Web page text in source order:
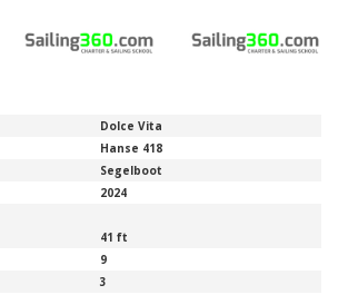
Dolce Vita
Hanse 418
Segelboot
2024
41 ft
9
3